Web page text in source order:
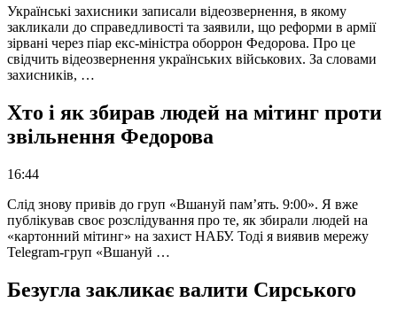
Українські захисники записали відеозвернення, в якому
закликали до справедливості та заявили, що реформи в армії
зірвані через піар екс-міністра оборрон Федорова. Про це
свідчить відеозвернення українських військових. За словами
захисників, …
Хто і як збирав людей на мітинг проти
звільнення Федорова
16:44
Слід знову привів до груп «Вшануй пам’ять. 9:00». Я вже
публікував своє розслідування про те, як збирали людей на
«картонний мітинг» на захист НАБУ. Тоді я виявив мережу
Telegram-груп «Вшануй …
Безугла закликає валити Сирського